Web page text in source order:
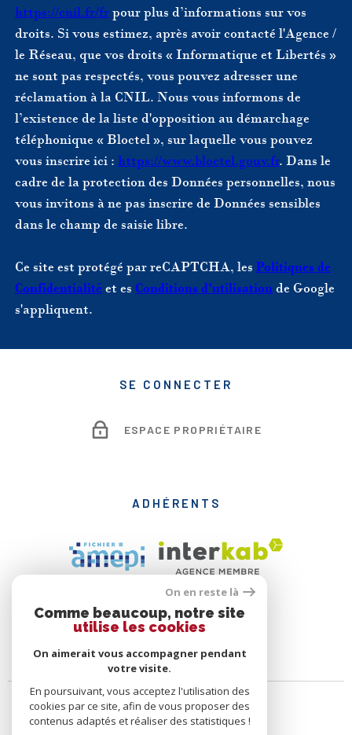
https://cnil.fr/frpour plus d’informations sur vos
droits. Si vous estimez, après avoir contacté l'Agence /
le Réseau, que vos droits « Informatique et Libertés »
ne sont pas respectés, vous pouvez adresser une
réclamation à la CNIL. Nous vous informons de
l’existence de la liste d'opposition au démarchage
téléphonique « Bloctel », sur laquelle vous pouvez
vous inscrire ici : https://www.bloctel.gouv.fr. Dans le
cadre de la protection des Données personnelles, nous
vous invitons à ne pas inscrire de Données sensibles
dans le champ de saisie libre.
Ce site est protégé par reCAPTCHA, les Politiques de
Confidentialitéet es Conditions d'utilisationde Google
s'appliquent.
SE CONNECTER
ESPACE PROPRIÉTAIRE
ADHÉRENTS
On en reste là
Comme beaucoup, notre site
utilise les cookies
On aimerait vous accompagner pendant
votre visite.
En poursuivant, vous acceptez l'utilisation des
cookies par ce site, afin de vous proposer des
contenus adaptés et réaliser des statistiques !